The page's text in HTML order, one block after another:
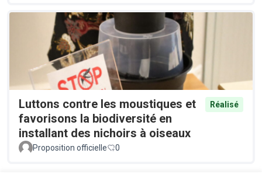
Luttons contre les moustiques et
favorisons la biodiversité en
installant des nichoirs à oiseaux
Réalisé
Proposition officielle 0